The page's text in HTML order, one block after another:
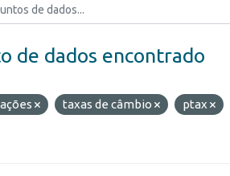
de dados encontrado
taxas de câmbio ptax